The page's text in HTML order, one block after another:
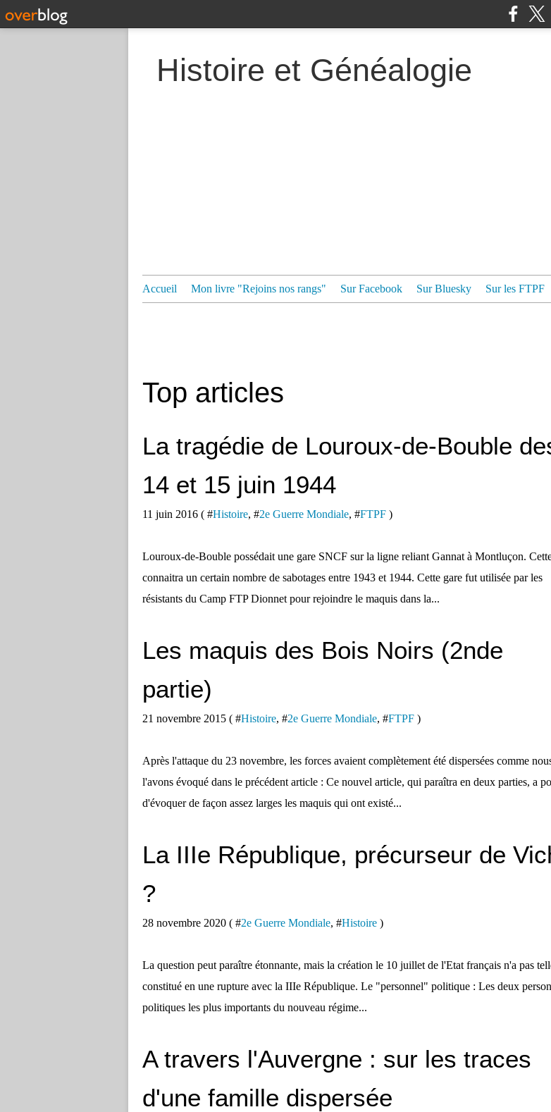
Histoire et Généalogie
Accueil Mon livre "Rejoins nos rangs" Sur Facebook Sur Bluesky Sur les FTPF
Top articles
La tragédie de Louroux-de-Bouble
14 et 15 juin 1944
11 juin 2016 ( #Histoire, #2e Guerre Mondiale, #FTPF )
Louroux-de-Bouble possédait une gare SNCF sur la ligne reliant Gannat à Montluçon.
connaitra un certain nombre de sabotages entre 1943 et 1944. Cette gare fut utilisée par les
résistants du Camp FTP Dionnet pour rejoindre le maquis dans la...
Les maquis des Bois Noirs (2nde
partie)
21 novembre 2015 ( #Histoire, #2e Guerre Mondiale, #FTPF )
Après l'attaque du 23 novembre, les forces avaient complètement été dispersées comme
l'avons évoqué dans le précédent article : Ce nouvel article, qui paraîtra en deux parties, a
d'évoquer de façon assez larges les maquis qui ont existé...
La IIIe République, précurseur de
?
28 novembre 2020 ( #2e Guerre Mondiale, #Histoire )
La question peut paraître étonnante, mais la création le 10 juillet de l'Etat français n'a pas
constitué en une rupture avec la IIIe République. Le "personnel" politique : Les deux
politiques les plus importants du nouveau régime...
A travers l'Auvergne : sur les traces
d'une famille dispersée